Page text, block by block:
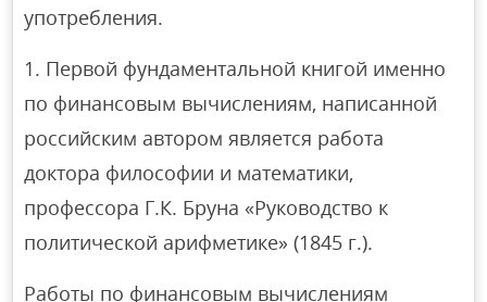
употребления.
1. Первой фундаментальной книгой именно
по финансовым вычислениям, написанной
российским автором является работа
доктора философии и математики,
профессора Г.К. Бруна «Руководство к
политической арифметике» (1845 г.).
Работы по финансовым вычислениям